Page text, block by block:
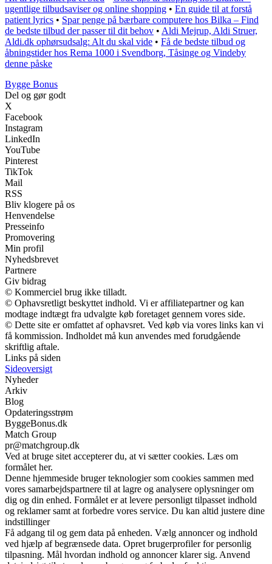
ugentlige tilbudsaviser og online shopping • En guide til at forstå
patient lyrics • Spar penge på bærbare computere hos Bilka – Find
de bedste tilbud der passer til dit behov • Aldi Mejrup, Aldi Struer,
Aldi.dk ophørsudsalg: Alt du skal vide • Få de bedste tilbud og
åbningstider hos Rema 1000 i Svendborg, Tåsinge og Vindeby
denne påske
Bygge Bonus
Del og gør godt
X
Facebook
Instagram
LinkedIn
YouTube
Pinterest
TikTok
Mail
RSS
Bliv klogere på os
Henvendelse
Presseinfo
Promovering
Min profil
Nyhedsbrevet
Partnere
Giv bidrag
© Kommerciel brug ikke tilladt.
© Ophavsretligt beskyttet indhold. Vi er affiliatepartner og kan
modtage indtægt fra udvalgte køb foretaget gennem vores side.
© Dette site er omfattet af ophavsret. Ved køb via vores links kan vi
få kommission. Indholdet må kun anvendes med forudgående
skriftlig aftale.
Links på siden
Sideoversigt
Nyheder
Arkiv
Blog
Opdateringsstrøm
ByggeBonus.dk
Match Group
pr@matchgroup.dk
Ved at bruge sitet accepterer du, at vi sætter cookies. Læs om
formålet her.
Denne hjemmeside bruger teknologier som cookies sammen med
vores samarbejdspartnere til at lagre og analysere oplysninger om
dig og din enhed. Formålet er at levere personligt tilpasset indhold
og reklamer samt at forbedre vores service. Du kan altid justere dine
indstillinger
Få adgang til og gem data på enheden. Vælg annoncer og indhold
ved hjælp af begrænsede data. Opret brugerprofiler for personlig
tilpasning. Mål hvordan indhold og annoncer klarer sig. Anvend